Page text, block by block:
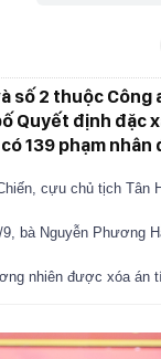
số 2 thuộc
Quyết định đặc
139 phạm nhân
cựu chủ tịch Tân
bà Nguyễn Phương
nhiên được xóa án